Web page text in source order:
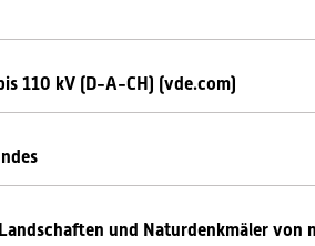
110 kV (D-A-CH) (vde.com)
und Naturdenkmäler von